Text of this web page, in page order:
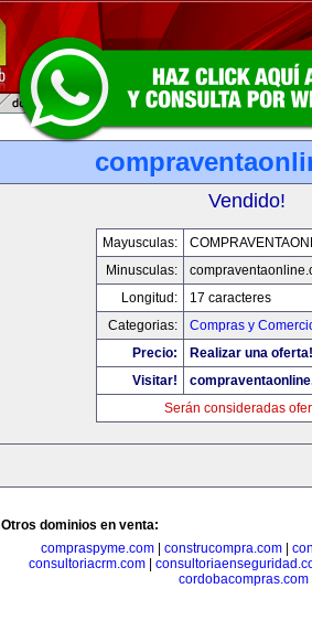
Vendido!
Mayusculas:
Minusculas:
Longitud:
17 caracteres
Categorias:
Compras y
Precio:
Realizar una oferta!
Visitar!
Serán consideradas
Otros dominios en venta:
compraspyme.com
construcompra.com
consultoriacrm.com|
cordobacompras.com